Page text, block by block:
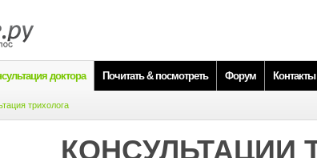
доктора Почитать & посмотреть Форум Контакты
трихолога
КОНСУЛЬТАЦИИ